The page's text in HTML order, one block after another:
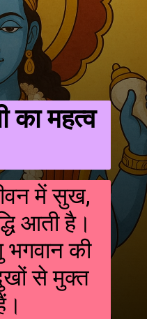
का महत्व
में सुख,
आती है।
भगवान की
से मुक्त